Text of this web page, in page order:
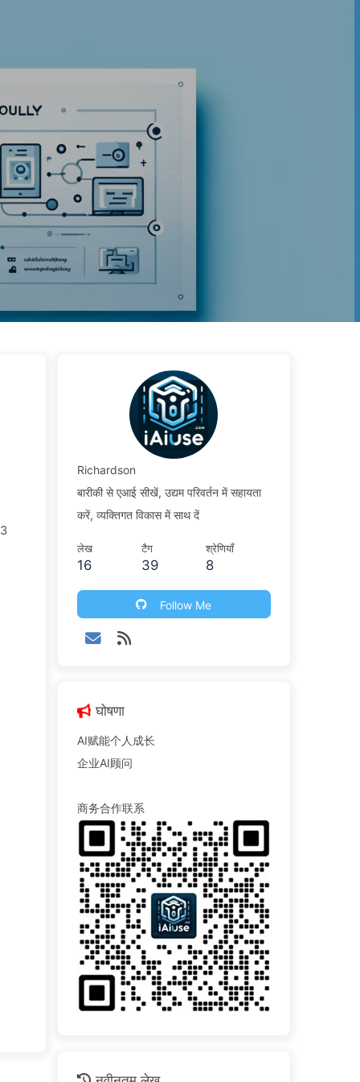
Richardson
बारीकी से एआई सीखें, उद्यम परिवर्तन में सहायता
करें, व्यक्तिगत विकास में साथ दें
लेख
16
टैग
39
श्रेणियाँ
8
Follow Me
घोषणा
AI赋能个人成长
企业AI顾问
商务合作联系